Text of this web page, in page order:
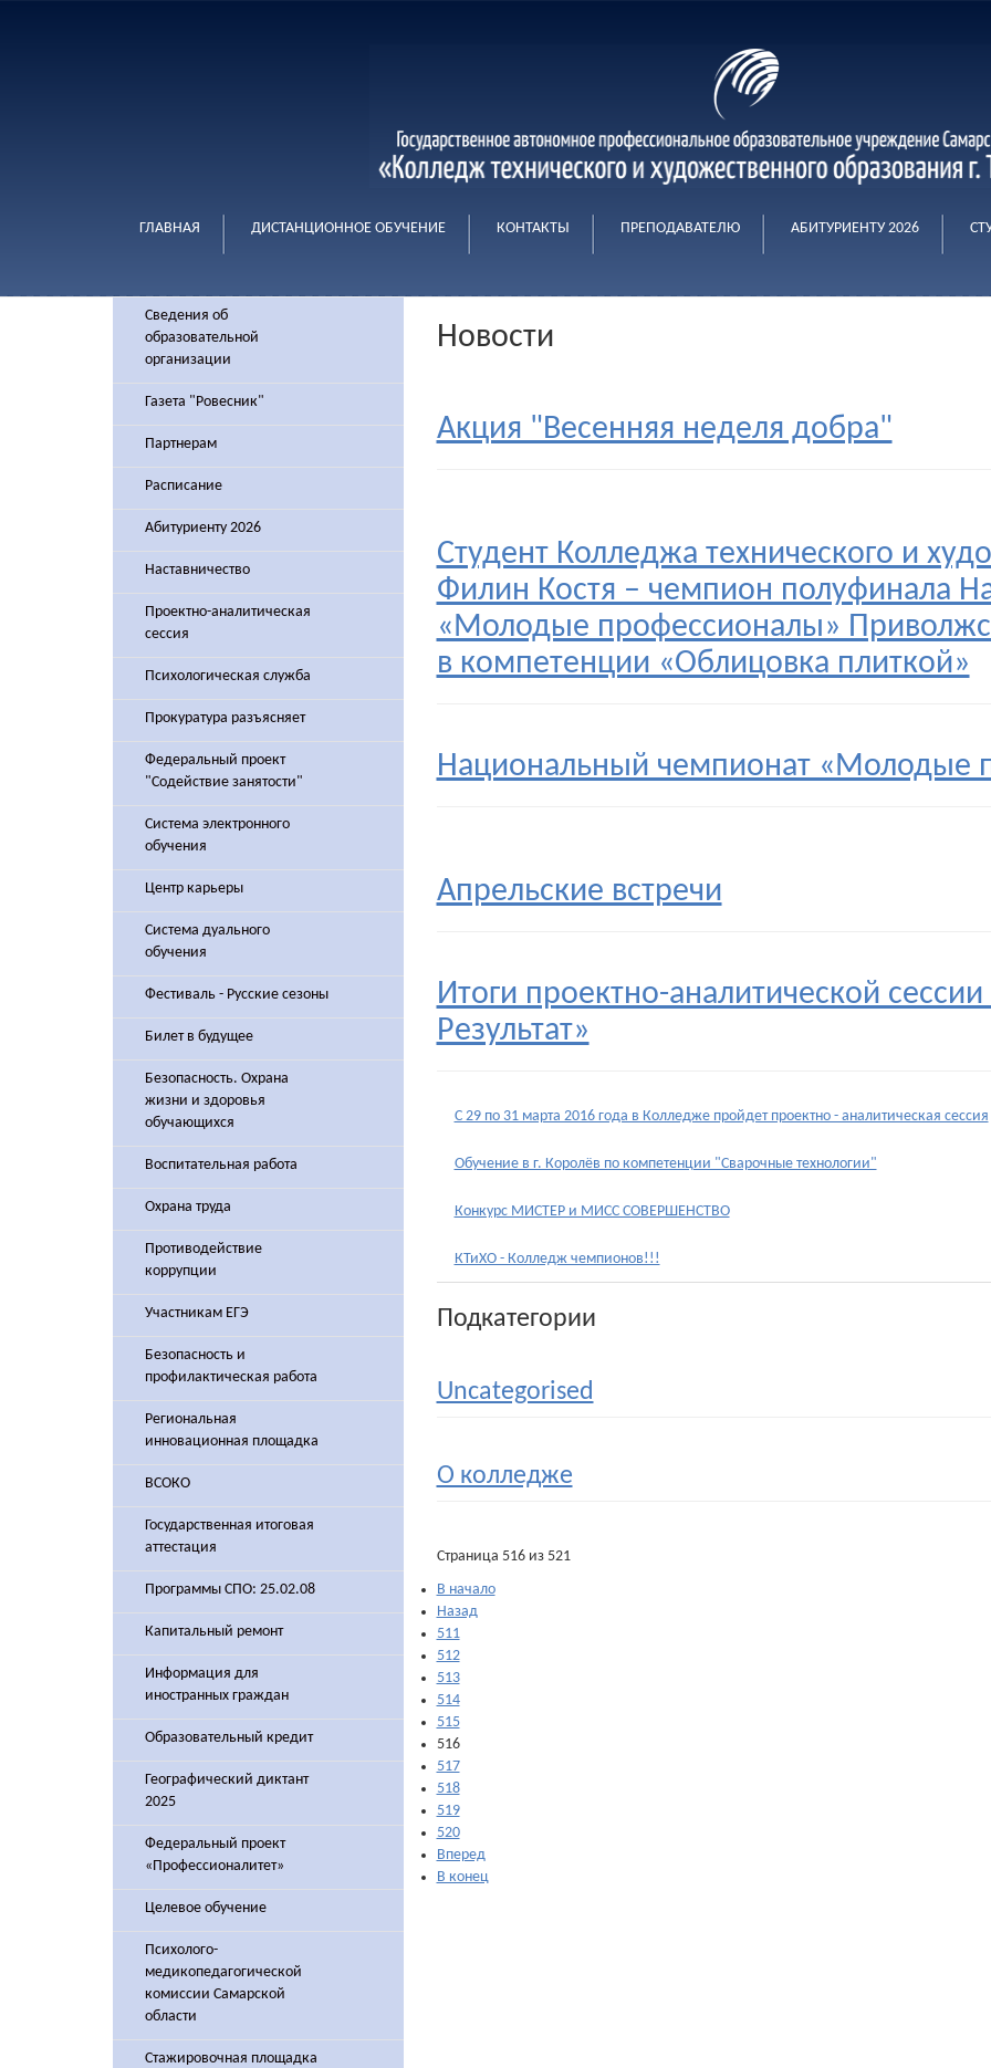
ГЛАВНАЯ ДИСТАНЦИОННОЕ ОБУЧЕНИЕ КОНТАКТЫ ПРЕПОДАВАТЕЛЮ АБИТУРИЕНТУ 2026
Сведения об
образовательной
организации
Газета "Ровесник"
Партнерам
Расписание
Абитуриенту 2026
Наставничество
Проектно-аналитическая
сессия
Психологическая служба
Прокуратура разъясняет
Федеральный проект
"Содействие занятости"
Система электронного
обучения
Центр карьеры
Система дуального
обучения
Фестиваль - Русские сезоны
Билет в будущее
Безопасность. Охрана
жизни и здоровья
обучающихся
Воспитательная работа
Охрана труда
Противодействие
коррупции
Участникам ЕГЭ
Безопасность и
профилактическая работа
Региональная
инновационная площадка
ВСОКО
Государственная итоговая
аттестация
Программы СПО: 25.02.08
Капитальный ремонт
Информация для
иностранных граждан
Образовательный кредит
Географический диктант
2025
Федеральный проект
«Профессионалитет»
Целевое обучение
Психолого-
медикопедагогической
комиссии Самарской
области
Стажировочная площадка
Новости
Акция "Весенняя неделя добра"
Студент Колледжа технического и
Филин Костя – чемпион полуфинала
«Молодые профессионалы»
в компетенции «Облицовка плиткой»
Национальный чемпионат «Молодые
Апрельские встречи
Итоги проектно-аналитической
Результат»
С 29 по 31 марта 2016 года в Колледже пройдет проектно - аналитическая сессия
Обучение в г. Королёв по компетенции "Сварочные технологии"
Конкурс МИСТЕР и МИСС СОВЕРШЕНСТВО
КТиХО - Колледж чемпионов!!!
Подкатегории
Uncategorised
О колледже
Страница 516 из 521
В начало
Назад
511
512
513
514
515
516
517
518
519
520
Вперед
В конец